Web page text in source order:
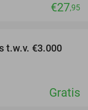
€27,95
t.w.v. €3.000
Gratis